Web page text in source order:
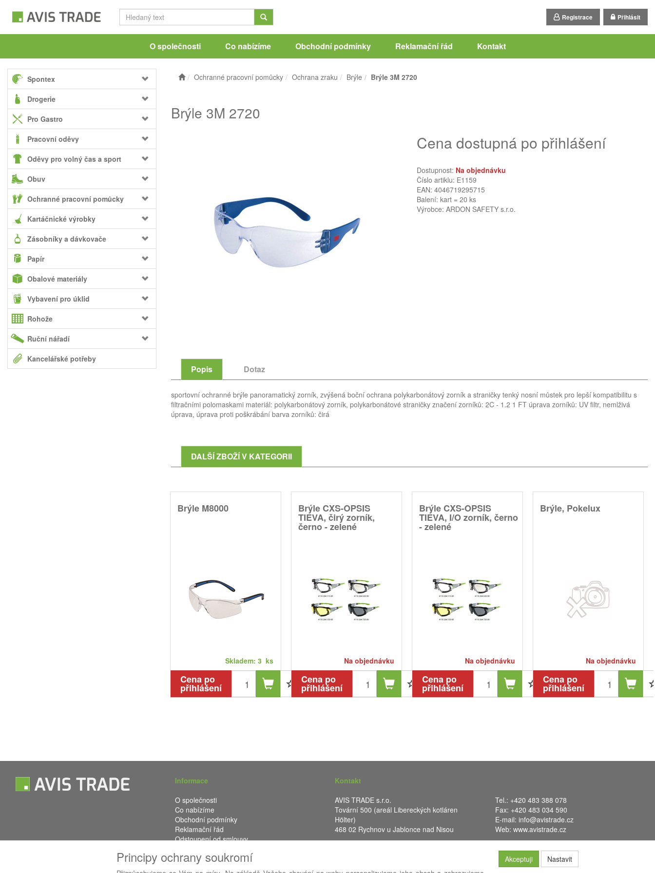
Registrace Přihlásit
O společnosti Co nabízíme Obchodní podmínky Reklamační řád Kontakt
Spontex
Drogerie
Pro Gastro
Pracovní oděvy
Oděvy pro volný čas a sport
Obuv
Ochranné pracovní pomůcky
Kartáčnické výrobky
Zásobníky a dávkovače
Papír
Obalové materiály
Vybavení pro úklid
Rohože
Ruční nářadí
Kancelářské potřeby
Ochranné pracovní pomůcky Ochrana zraku Brýle Brýle 3M 2720
Brýle 3M 2720
Cena dostupná po přihlášení
Dostupnost: Na objednávku
Číslo artiklu: E1159
EAN: 4046719295715
Balení: kart = 20 ks
Výrobce: ARDON SAFETY s.r.o.
Popis Dotaz
sportovní ochranné brýle panoramatický zorník, zvýšená boční ochrana polykarbonátový zorník a straničky tenký nosní můstek pro lepší kompatibilitu s
filtračními polomaskami materiál: polykarbonátový zorník, polykarbonátové straničky značení zorníků: 2C - 1.2 1 FT úprava zorníků: UV filtr, nemlživá
úprava, úprava proti poškrábání barva zorníků: čirá
DALŠÍ ZBOŽÍ V KATEGORII
Brýle M8000
Skladem: 3 ks
Cena po
přihlášení
Brýle CXS-OPSIS
TIEVA, čirý zorník,
černo - zelené
Na objednávku
Cena po
přihlášení
Brýle CXS-OPSIS
TIEVA, I/O zorník, černo
- zelené
Na objednávku
Cena po
přihlášení
Brýle, Pokelux
Na objednávku
Cena po
přihlášení
Informace
O společnosti
Co nabízíme
Obchodní podmínky
Reklamační řád
Odstoupení od smlouvy
Kontakt
AVIS TRADE s.r.o.
Tovární 500 (areál Libereckých kotláren
Hölter)
468 02 Rychnov u Jablonce nad Nisou
Tel.: +420 483 388 078
Fax: +420 483 034 590
E-mail: info@avistrade.cz
Web: www.avistrade.cz
Principy ochrany soukromí Akceptuji Nastavit